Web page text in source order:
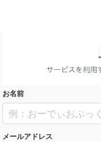
お名前
メールアドレス